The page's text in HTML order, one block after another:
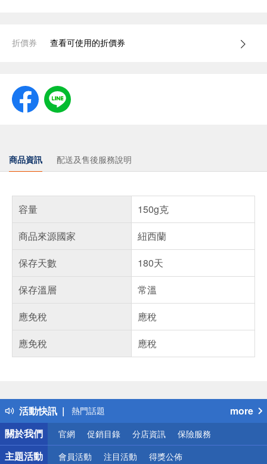
折價券 查看可使用的折價券
商品資訊 配送及售後服務說明
容量
150g克
商品來源國家
紐西蘭
保存天數
180天
保存溫層
常溫
應免稅
應稅
應免稅
應稅
活動快訊
得獎公告
熱門話題
銀行優惠
偏遠地區配送
詐騙網頁！請小心！
more
關於我們
官網 促銷目錄 分店資訊 保險服務
主題活動 會員活動 注目活動 得獎公佈